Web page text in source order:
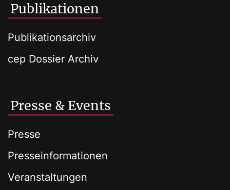
Publikationen
Publikationsarchiv
cep Dossier Archiv
Presse & Events
Presse
Presseinformationen
Veranstaltungen